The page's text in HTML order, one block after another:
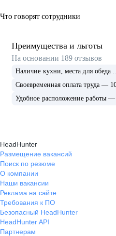
Что говорят сотрудники
Преимущества и льготы
На основании 189 отзывов
Наличие
Своевременная оплата труда —
Удобное расположение работы —
HeadHunter
Размещение вакансий
Поиск по резюме
О компании
Наши вакансии
Реклама на сайте
Требования к ПО
Безопасный HeadHunter
HeadHunter API
Партнерам